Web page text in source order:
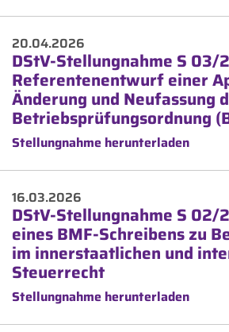
20.04.2026
DStV-Stellungnahme S 03/
Referentenentwurf einer
Änderung und Neufassung
Betriebsprüfungsordnung
Stellungnahme herunterladen
16.03.2026
DStV-Stellungnahme S
eines BMF-Schreibens zu
im innerstaatlichen und
Steuerrecht
Stellungnahme herunterladen